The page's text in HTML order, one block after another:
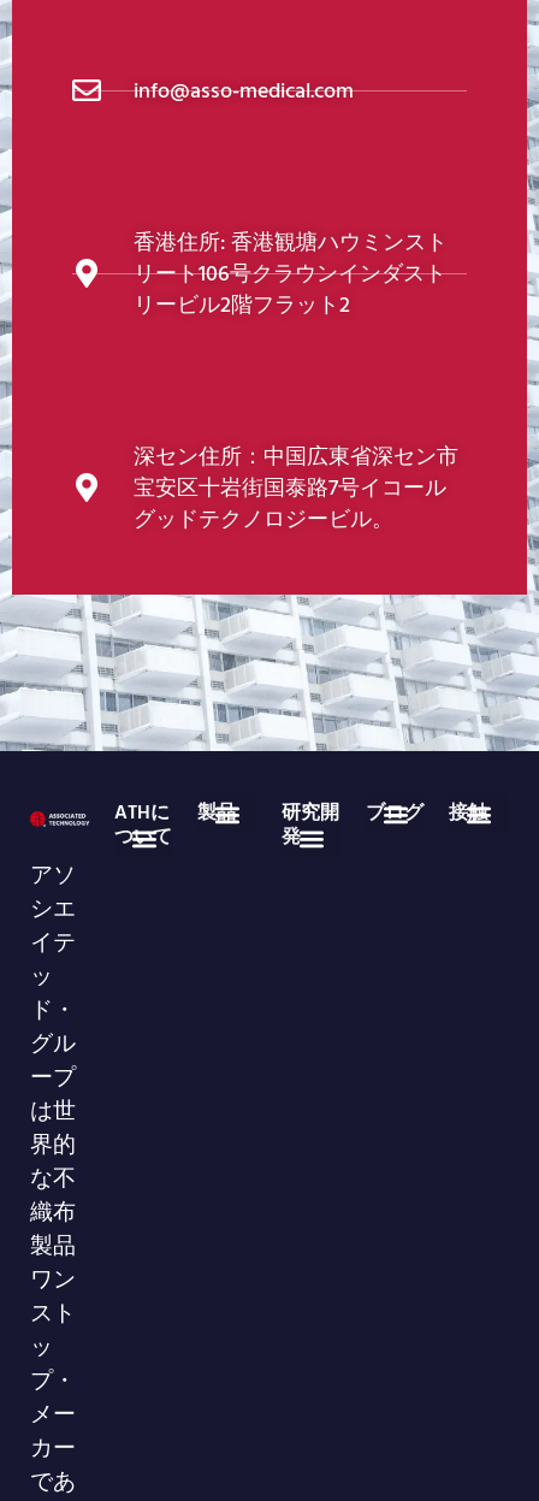
info@asso-medical.com
香港住所: 香港観塘ハウミンスト
リート106号クラウンインダスト
リービル2階フラット2
深セン住所：中国広東省深セン市
宝安区十岩街国泰路7号イコール
グッドテクノロジービル。
アソ
シエ
イテ
ッ
ド・
グル
ープ
は世
界的
な不
織布
製品
ワン
スト
ッ
プ・
メー
カー
であ
ATHに
ついて
製品
研究開
発
ブログ 接触